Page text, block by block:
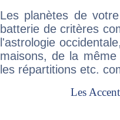
Les planètes de
batterie de critères
l'astrologie
maisons, de la
les répartitions etc.